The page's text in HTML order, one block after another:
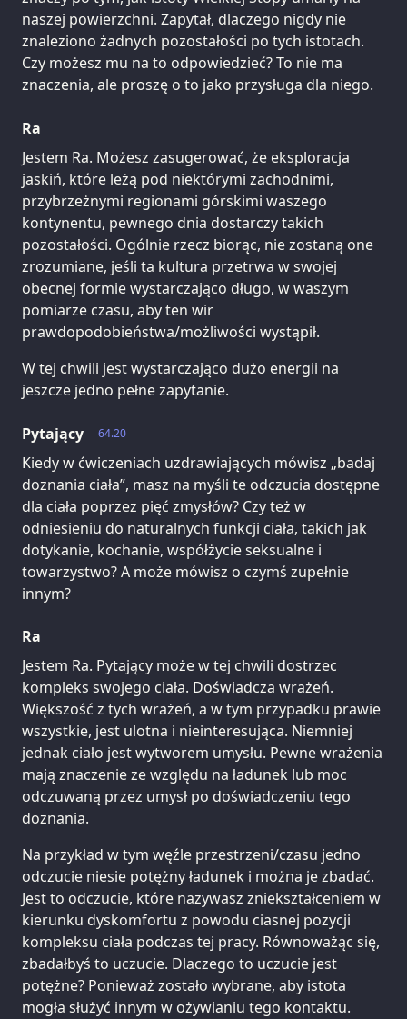
naszej powierzchni. Zapytał, dlaczego nigdy nie
znaleziono żadnych pozostałości po tych istotach.
Czy możesz mu na to odpowiedzieć? To nie ma
znaczenia, ale proszę o to jako przysługa dla niego.
Ra
Jestem Ra. Możesz zasugerować, że eksploracja
jaskiń, które leżą pod niektórymi zachodnimi,
przybrzeżnymi regionami górskimi waszego
kontynentu, pewnego dnia dostarczy takich
pozostałości. Ogólnie rzecz biorąc, nie zostaną one
zrozumiane, jeśli ta kultura przetrwa w swojej
obecnej formie wystarczająco długo, w waszym
pomiarze czasu, aby ten wir
prawdopodobieństwa/możliwości wystąpił.
W tej chwili jest wystarczająco dużo energii na
jeszcze jedno pełne zapytanie.
64.20
Pytający
Kiedy w ćwiczeniach uzdrawiających mówisz „badaj
doznania ciała”, masz na myśli te odczucia dostępne
dla ciała poprzez pięć zmysłów? Czy też w
odniesieniu do naturalnych funkcji ciała, takich jak
dotykanie, kochanie, współżycie seksualne i
towarzystwo? A może mówisz o czymś zupełnie
innym?
Ra
Jestem Ra. Pytający może w tej chwili dostrzec
kompleks swojego ciała. Doświadcza wrażeń.
Większość z tych wrażeń, a w tym przypadku prawie
wszystkie, jest ulotna i nieinteresująca. Niemniej
jednak ciało jest wytworem umysłu. Pewne wrażenia
mają znaczenie ze względu na ładunek lub moc
odczuwaną przez umysł po doświadczeniu tego
doznania.
Na przykład w tym węźle przestrzeni/czasu jedno
odczucie niesie potężny ładunek i można je zbadać.
Jest to odczucie, które nazywasz zniekształceniem w
kierunku dyskomfortu z powodu ciasnej pozycji
kompleksu ciała podczas tej pracy. Równoważąc się,
zbadałbyś to uczucie. Dlaczego to uczucie jest
potężne? Ponieważ zostało wybrane, aby istota
mogła służyć innym w ożywianiu tego kontaktu.